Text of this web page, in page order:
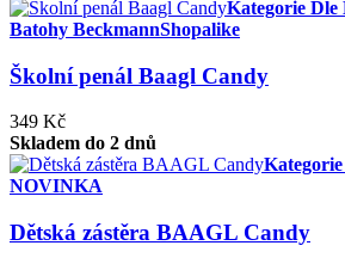
Kategorie Dle
Batohy BeckmannShopalike
Školní penál Baagl Candy
349 Kč
Skladem do 2 dnů
NOVINKA
Dětská zástěra BAAGL Candy